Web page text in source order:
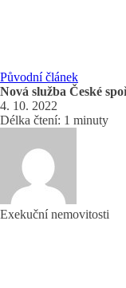
Původní článek
Nová služba České
4. 10. 2022
Délka čtení: 1 minuty
Exekuční nemovitosti